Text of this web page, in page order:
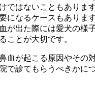
ではないこともありま
になるケースもあります
が出た際には愛犬の様
ことが大切です。
血が起こる原因やその
で診てもらうべきかに